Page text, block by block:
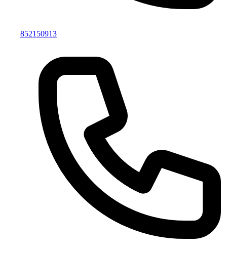
852150913